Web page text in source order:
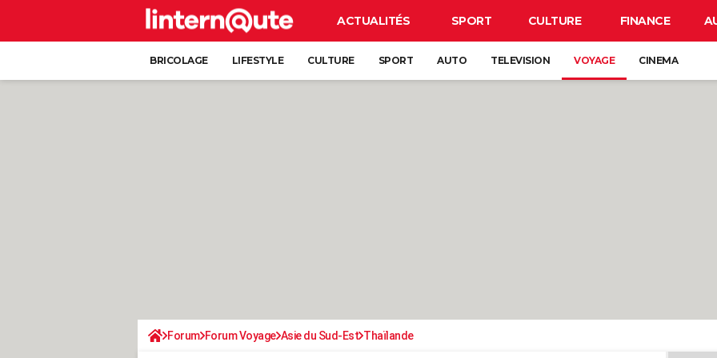
ACTUALITÉS SPORT CULTURE FINANCE
BRICOLAGE LIFESTYLE CULTURE SPORT AUTO TELEVISION VOYAGE CINEMA
Forum Forum Voyage Asie du Sud-Est Thaïlande